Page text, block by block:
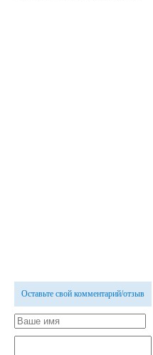
Оставьте свой комментарий/отзыв